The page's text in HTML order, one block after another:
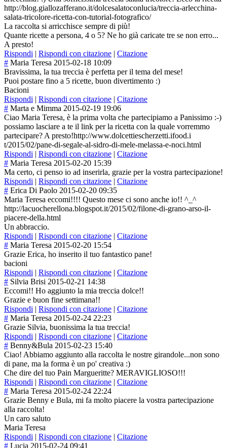
http://blog.giallozafferano.it/dolcesalatoconlucia/treccia-arlecchina-
salata-tricolore-ricetta-con-tutorial-fotografico/
La raccolta si arricchisce sempre di più!
Quante ricette a persona, 4 o 5? Ne ho già caricate tre se non erro...
A presto!
Rispondi | Rispondi con citazione | Citazione
# Maria Teresa 2015-02-18 10:09
Bravissima, la tua treccia è perfetta per il tema del mese!
Puoi postare fino a 5 ricette, buon divertimento :)
Bacioni
Rispondi | Rispondi con citazione | Citazione
# Marta e Mimma 2015-02-19 19:06
Ciao Maria Teresa, è la prima volta che partecipiamo a Panissimo :-)
possiamo lasciare a te il link per la ricetta con la quale vorremmo
partecipare? A presto!http://www.dolcettiescherzetti.ifood.i
t/2015/02/pane-di-segale-al-sidro-di-mele-melassa-e-noci.html
Rispondi | Rispondi con citazione | Citazione
# Maria Teresa 2015-02-20 15:39
Ma certo, ci penso io ad inserirla, grazie per la vostra partecipazione!
Rispondi | Rispondi con citazione | Citazione
# Erica Di Paolo 2015-02-20 09:35
Maria Teresa eccomi!!!! Questo mese ci sono anche io!! ^_^
http://lacuocherellona.blogspot.it/2015/02/filone-di-grano-arso-il-
piacere-della.html
Un abbraccio.
Rispondi | Rispondi con citazione | Citazione
# Maria Teresa 2015-02-20 15:54
Grazie Erica, ho inserito il tuo fantastico pane!
bacioni
Rispondi | Rispondi con citazione | Citazione
# Silvia Brisi 2015-02-21 14:38
Eccomi!! Ho aggiunto la mia treccia dolce!!
Grazie e buon fine settimana!!
Rispondi | Rispondi con citazione | Citazione
# Maria Teresa 2015-02-24 22:23
Grazie Silvia, buonissima la tua treccia!
Rispondi | Rispondi con citazione | Citazione
# Benny&Bula 2015-02-23 15:40
Ciao! Abbiamo aggiunto alla raccolta le nostre girandole...non sono
di pane, ma la forma è un po' creativa :)
Che dire del tuo Pain Margueritte? MERAVIGLIOSO!!!
Rispondi | Rispondi con citazione | Citazione
# Maria Teresa 2015-02-24 22:24
Grazie Benny e Bula, mi fa molto piacere la vostra partecipazione
alla raccolta!
Un caro saluto
Maria Teresa
Rispondi | Rispondi con citazione | Citazione
# Lucia 2015-02-24 09:41